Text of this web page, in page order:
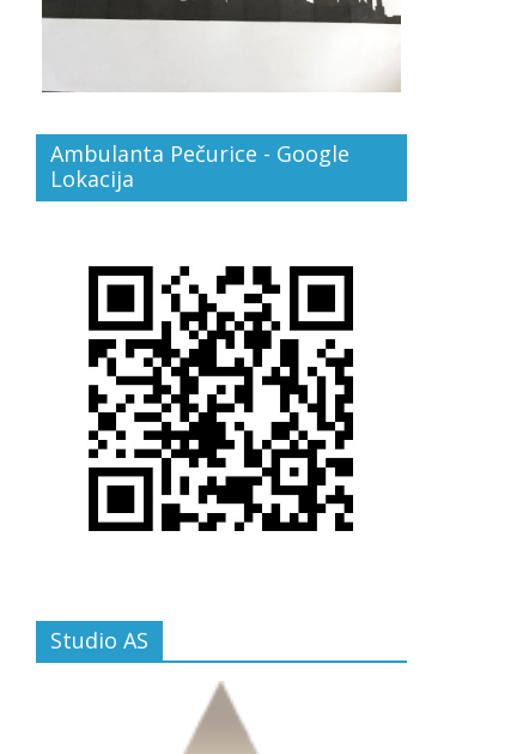
Ambulanta Pečurice - Google
Lokacija
Studio AS